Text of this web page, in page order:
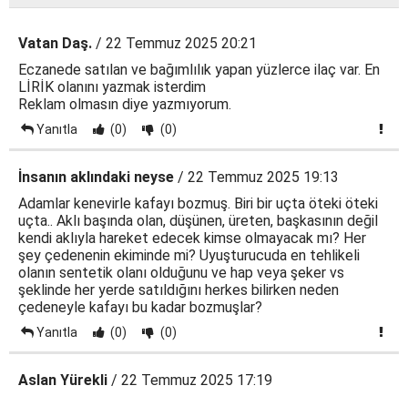
Vatan Daş. / 22 Temmuz 2025 20:21
Eczanede satılan ve bağımlılık yapan yüzlerce ilaç var. En
LİRİK olanını yazmak isterdim
Reklam olmasın diye yazmıyorum.
Yanıtla (0) (0)
İnsanın aklındaki neyse / 22 Temmuz 2025 19:13
Adamlar kenevirle kafayı bozmuş. Biri bir uçta öteki öteki
uçta.. Aklı başında olan, düşünen, üreten, başkasının değil
kendi aklıyla hareket edecek kimse olmayacak mı? Her
şey çedenenin ekiminde mi? Uyuşturucuda en tehlikeli
olanın sentetik olanı olduğunu ve hap veya şeker vs
şeklinde her yerde satıldığını herkes bilirken neden
çedeneyle kafayı bu kadar bozmuşlar?
Yanıtla (0) (0)
Aslan Yürekli / 22 Temmuz 2025 17:19